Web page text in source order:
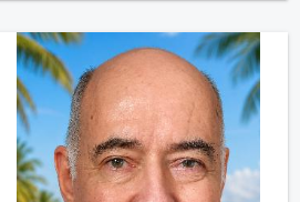
contacter moi.